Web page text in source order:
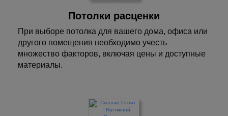
Потолки расценки
При выборе потолка для вашего дома, офиса или
другого помещения необходимо учесть
множество факторов, включая цены и доступные
материалы.